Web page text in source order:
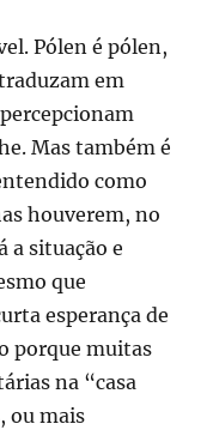
Pólen é pólen,
em
Mas também é
como
houverem, no
a situação e
que
esperança de
porque muitas
na “casa
ou mais